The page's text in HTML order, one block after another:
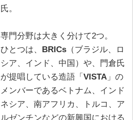
氏。
専門分野は大きく分けて2つ。
ひとつは、 BRICs（ブラジル、ロ
シア、インド、中国）や、門倉氏
が提唱している造語「 VISTA」の
メンバーであるベトナム、インド
ネシア、南アフリカ、トルコ、ア
ルゼンチンなどの新興国における